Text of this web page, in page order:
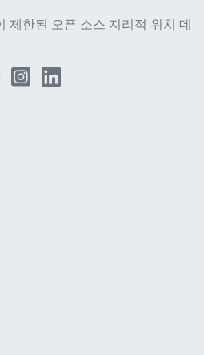
한된 오픈 소스 지리적 위치 데